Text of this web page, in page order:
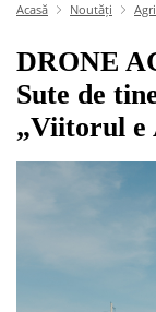
Acasă Noutăți
DRONE
Sute de
„Viitorul e